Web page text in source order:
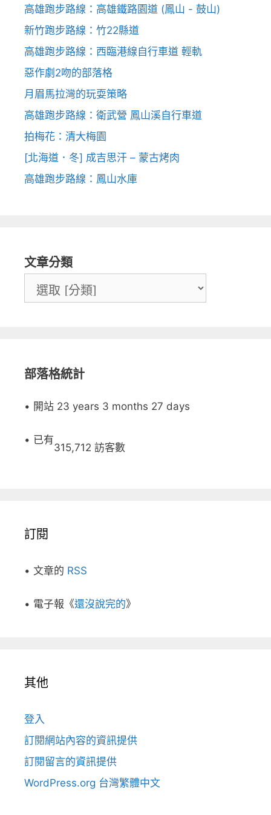
高雄跑步路線：高雄鐵路園道 (鳳山 - 鼓山)
新竹跑步路線：竹22縣道
高雄跑步路線：西臨港線自行車道 輕軌
惡作劇2吻的部落格
月眉馬拉灣的玩耍策略
高雄跑步路線：衛武營 鳳山溪自行車道
拍梅花：清大梅園
[北海道．冬] 成吉思汗 – 蒙古烤肉
高雄跑步路線：鳳山水庫
文章分類
部落格統計
• 開站 23 years 3 months 27 days
• 已有
315,712 訪客數
訂閱
• 文章的 RSS
• 電子報《還沒說完的》
其他
登入
訂閱網站內容的資訊提供
訂閱留言的資訊提供
WordPress.org 台灣繁體中文